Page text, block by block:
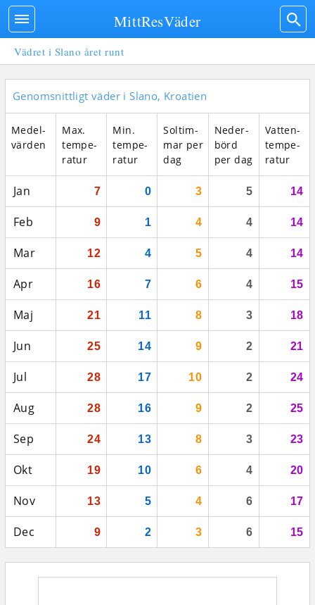
Vädret i Slano året runt
Genomsnittligt väder i Slano, Kroatien
Medel­
vär­den
Max.
tempe­
ratur
Min.
tempe­
ratur
Sol­tim­
mar per
dag
Neder­
börd
per dag
Vatten­
tempe­
ratur
Jan 7 0 3 5 14
Feb 9 1 4 4 14
Mar 12 4 5 4 14
Apr 16 7 6 4 15
Maj 21 11 8 3 18
Jun 25 14 9 2 21
Jul 28 17 10 2 24
Aug 28 16 9 2 25
Sep 24 13 8 3 23
Okt 19 10 6 4 20
Nov 13 5 4 6 17
Dec 9 2 3 6 15
MittResVäder